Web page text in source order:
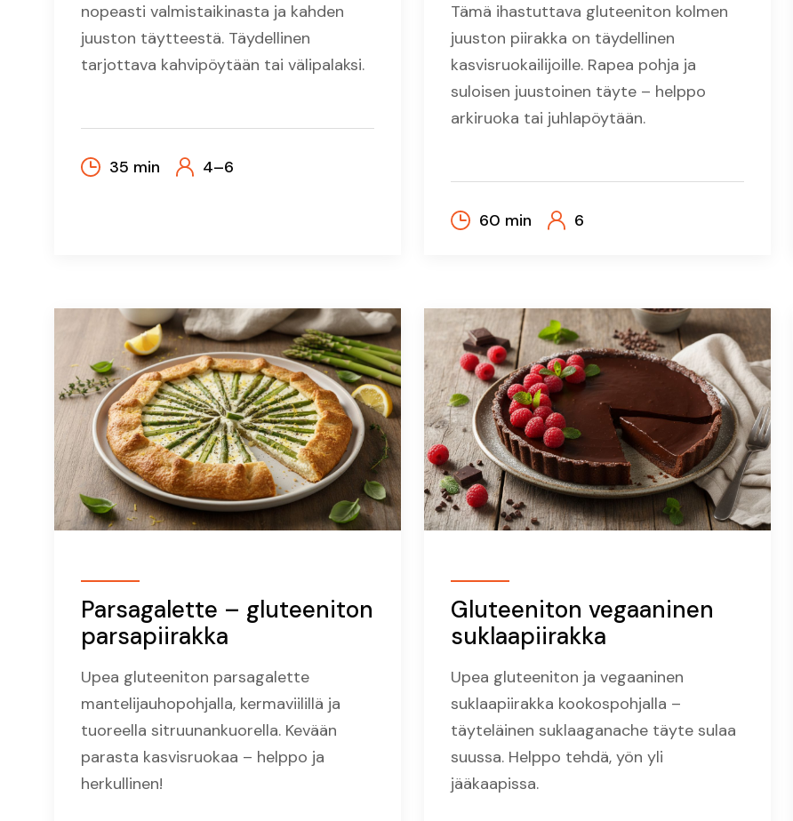
nopeasti valmistaikinasta ja kahden
juuston täytteestä. Täydellinen
tarjottava kahvipöytään tai välipalaksi.
35 min 4–6
Tämä ihastuttava gluteeniton kolmen
juuston piirakka on täydellinen
kasvisruokailijoille. Rapea pohja ja
suloisen juustoinen täyte – helppo
arkiruoka tai juhlapöytään.
60 min 6
Parsagalette – gluteeniton
parsapiirakka
Upea gluteeniton parsagalette
mantelijauhopohjalla, kermaviilillä ja
tuoreella sitruunankuorella. Kevään
parasta kasvisruokaa – helppo ja
herkullinen!
Gluteeniton vegaaninen
suklaapiirakka
Upea gluteeniton ja vegaaninen
suklaapiirakka kookospohjalla –
täyteläinen suklaaganache täyte sulaa
suussa. Helppo tehdä, yön yli
jääkaapissa.